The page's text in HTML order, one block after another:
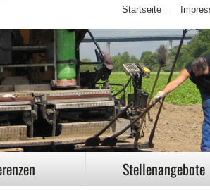
Startseite
Stellenangebote